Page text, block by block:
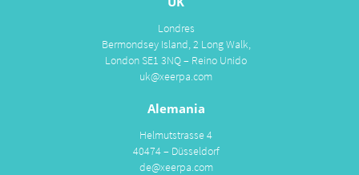
Londres
Bermondsey Island, 2 Long Walk,
London SE1 3NQ – Reino Unido
uk@xeerpa.com
Alemania
Helmutstrasse 4
40474 – Düsseldorf
de@xeerpa.com